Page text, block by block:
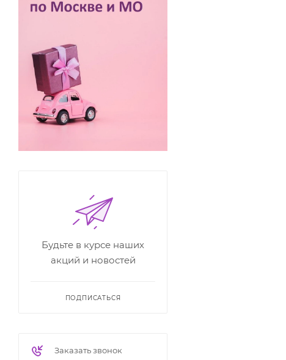
Будьте в курсе наших
акций и новостей
ПОДПИСАТЬСЯ
Заказать звонок